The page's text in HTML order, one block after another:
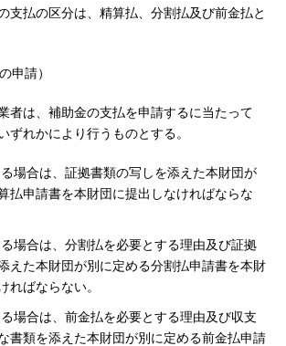
支払の区分は、精算払、分割払及び前金払と
申請）
者は、補助金の支払を申請するに当たって
ずれかにより行うものとする。
場合は、証拠書類の写しを添えた本財団が
払申請書を本財団に提出しなければならな
場合は、分割払を必要とする理由及び証拠
えた本財団が別に定める分割払申請書を本財
ればならない。
場合は、前金払を必要とする理由及び収支
書類を添えた本財団が別に定める前金払申請